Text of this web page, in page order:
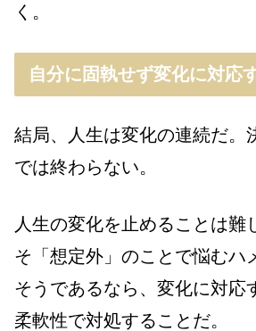
く。
自分に固執せず変化に対応
結局、人生は変化の連続だ。
では終わらない。
人生の変化を止めることは難
そ「想定外」のことで悩むハ
そうであるなら、変化に対応
柔軟性で対処することだ。